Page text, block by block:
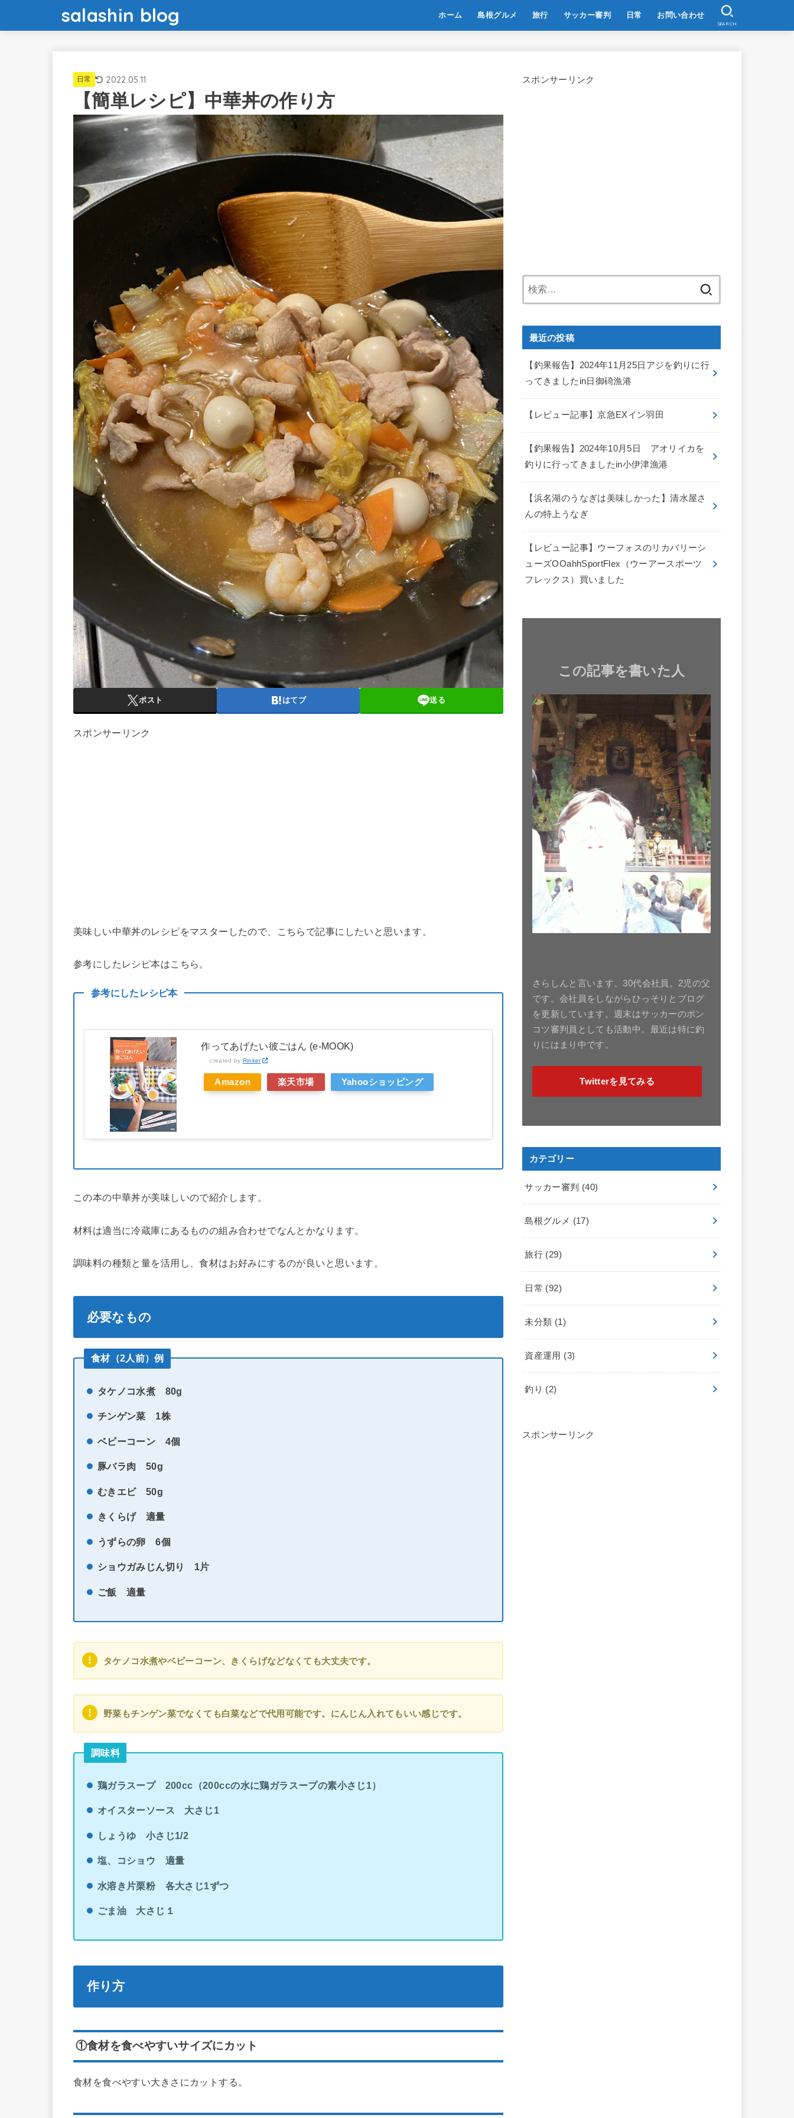
salashin blog ホーム 島根グルメ 旅行 サッカー審判 日常 お問い合わせ
SEARCH
日常 2022.05.11
【簡単レシピ】中華丼の作り方
ポスト はてブ 送る
スポンサーリンク
美味しい中華丼のレシピをマスターしたので、こちらで記事にしたいと思います。
参考にしたレシピ本はこちら。
参考にしたレシピ本
作ってあげたい彼ごはん (e-MOOK)
created by Rinker
Amazon 楽天市場 Yahooショッピング
この本の中華丼が美味しいので紹介します。
材料は適当に冷蔵庫にあるものの組み合わせでなんとかなります。
調味料の種類と量を活用し、食材はお好みにするのが良いと思います。
必要なもの
食材（2人前）例
タケノコ水煮 80g
チンゲン菜 1株
ベビーコーン 4個
豚バラ肉 50g
むきエビ 50g
きくらげ 適量
うずらの卵 6個
ショウガみじん切り 1片
ご飯 適量
タケノコ水煮やベビーコーン、きくらげなどなくても大丈夫です。
野菜もチンゲン菜でなくても白菜などで代用可能です。にんじん入れてもいい感じです。
調味料
鶏ガラスープ 200cc（200ccの水に鶏ガラスープの素小さじ1）
オイスターソース 大さじ1
しょうゆ 小さじ1/2
塩、コショウ 適量
水溶き片栗粉 各大さじ1ずつ
ごま油 大さじ１
作り方
①食材を食べやすいサイズにカット
食材を食べやすい大きさにカットする。
スポンサーリンク
最近の投稿
【釣果報告】2024年11月25日アジを釣りに行
ってきましたin日御碕漁港
【レビュー記事】京急EXイン羽田
【釣果報告】2024年10月5日 アオリイカを
釣りに行ってきましたin小伊津漁港
【浜名湖のうなぎは美味しかった】清水屋さ
んの特上うなぎ
【レビュー記事】ウーフォスのリカバリーシ
ューズOOahhSportFlex（ウーアースポーツ
フレックス）買いました
この記事を書いた人
さらしんと言います。30代会社員。2児の父
です。会社員をしながらひっそりとブログ
を更新しています。週末はサッカーのポン
コツ審判員としても活動中。最近は特に釣
りにはまり中です。
Twitterを見てみる
カテゴリー
サッカー審判 (40)
島根グルメ (17)
旅行 (29)
日常 (92)
未分類 (1)
資産運用 (3)
釣り (2)
スポンサーリンク